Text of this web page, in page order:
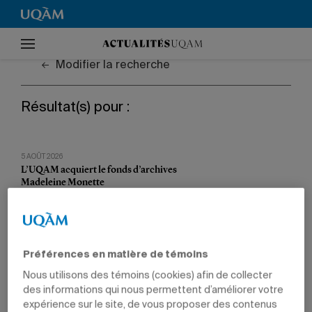
Modifier la recherche
Résultat(s) pour :
5 AOÛT 2026
L’UQAM acquiert le fonds d’archives
Madeleine Monette
archives et de la gestion de l’information.
Accueil d’une délégation colombienne de
l’Université des Andes
La vice-rectrice à la Recherche et à la création et
Préférences en matière de témoins
Nous utilisons des témoins (cookies) afin de collecter
des informations qui nous permettent d’améliorer votre
expérience sur le site, de vous proposer des contenus